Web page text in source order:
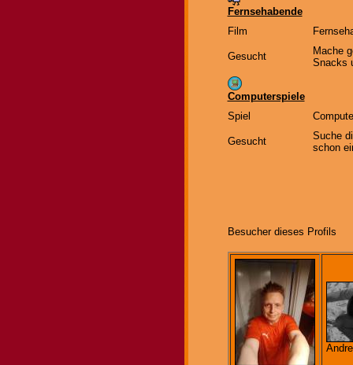
Fernsehabende
Film
Gesucht
Mache
Snacks
Computerspiele
Spiel
Gesucht
Suche
schon
Besucher dieses Profils